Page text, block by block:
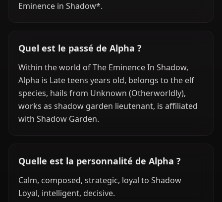
Eminence in Shadow*.
Quel est le passé de Alpha ?
Within the world of The Eminence In Shadow,
Alpha is Late teens years old, belongs to the elf
species, hails from Unknown (Otherworldly),
works as shadow garden lieutenant, is affiliated
with Shadow Garden.
Quelle est la personnalité de Alpha ?
Calm, composed, strategic, loyal to Shadow
Loyal, intelligent, decisive.